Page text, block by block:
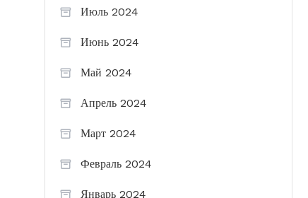
Июль 2024
Июнь 2024
Май 2024
Апрель 2024
Март 2024
Февраль 2024
Январь 2024